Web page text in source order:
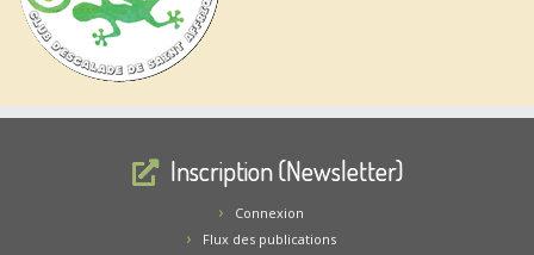
Inscription (Newsletter)
Connexion
Flux des publications